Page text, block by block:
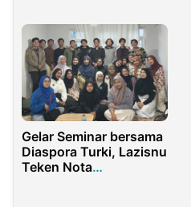
Gelar Seminar bersama
Diaspora Turki, Lazisnu
Teken Nota